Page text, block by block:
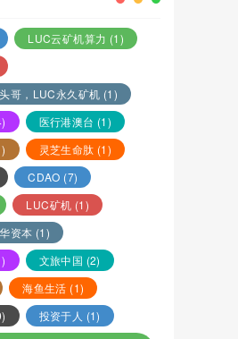
LUC云矿机算力 (1)
哥，LUC永久矿机 (1)
医行港澳台 (1)
灵芝生命肽 (1)
CDAO (7)
LUC矿机 (1)
资本 (1)
文旅中国 (2)
海鱼生活 (1)
投资于人 (1)